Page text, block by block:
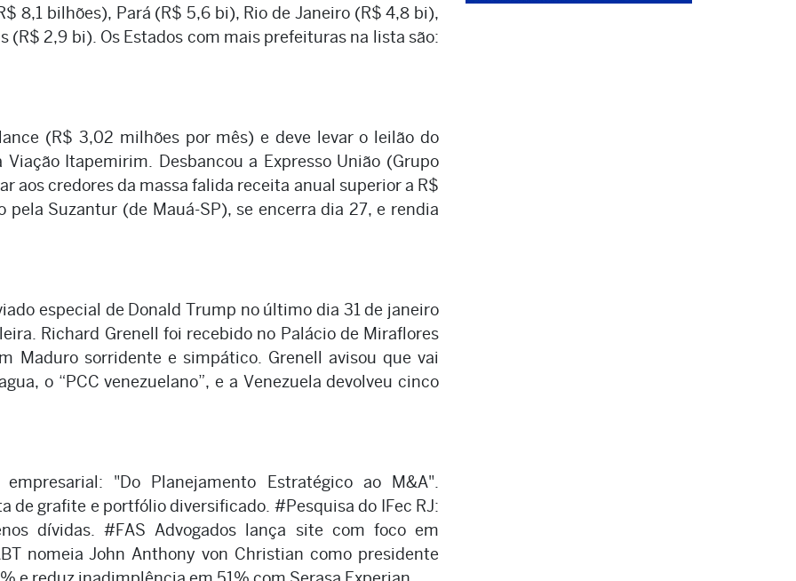
8,1 bilhões), Pará (R$ 5,6 bi), Rio de Janeiro (R$ 4,8 bi),
(R$ 2,9 bi). Os Estados com mais prefeituras na lista são:
(R$ 3,02 milhões por mês) e deve levar o leilão do
Itapemirim. Desbancou a Expresso União (Grupo
aos credores da massa falida receita anual superior a R$
pela Suzantur (de Mauá-SP), se encerra dia 27, e rendia
especial de Donald Trump no último dia 31 de janeiro
Richard Grenell foi recebido no Palácio de Miraflores
Maduro sorridente e simpático. Grenell avisou que vai
o “PCC venezuelano”, e a Venezuela devolveu cinco
"Do Planejamento Estratégico ao M&A".
de grafite e portfólio diversificado. #Pesquisa do IFec RJ:
dívidas. #FAS Advogados lança site com foco em
nomeia John Anthony von Christian como presidente